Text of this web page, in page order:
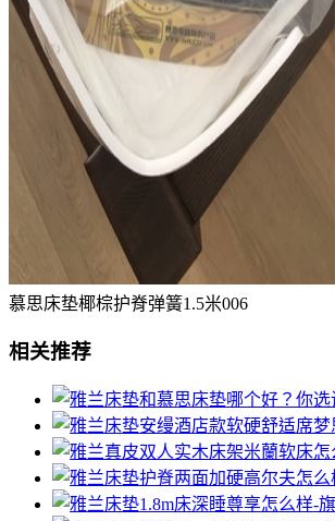
慕思床垫椰棕护脊弹簧1.5米006
相关推荐